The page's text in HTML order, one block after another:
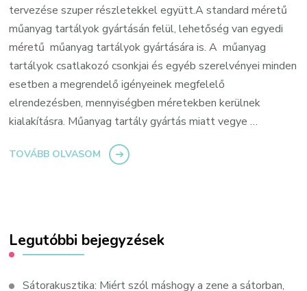
tervezése szuper részletekkel együtt.A standard méretű
műanyag tartályok gyártásán felül, lehetőség van egyedi
méretű műanyag tartályok gyártására is. A műanyag
tartályok csatlakozó csonkjai és egyéb szerelvényei minden
esetben a megrendelő igényeinek megfelelő
elrendezésben, mennyiségben méretekben kerülnek
kialakításra. Műanyag tartály gyártás miatt vegye …
TOVÁBB OLVASOM
Legutóbbi bejegyzések
Sátorakusztika: Miért szól máshogy a zene a sátorban,